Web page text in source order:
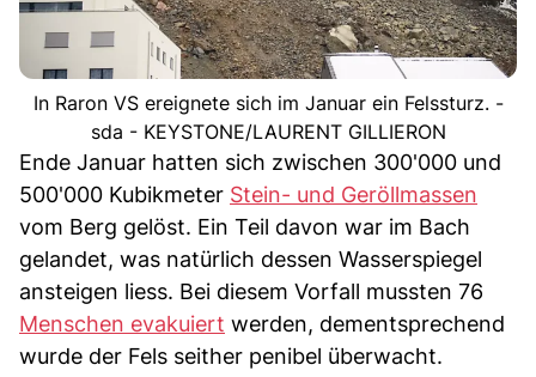
In Raron VS ereignete sich im Januar ein Felssturz. -
sda - KEYSTONE/LAURENT GILLIERON
Ende Januar hatten sich zwischen 300'000 und
500'000 Kubikmeter Stein- und Geröllmassen
vom Berg gelöst. Ein Teil davon war im Bach
gelandet, was natürlich dessen Wasserspiegel
ansteigen liess. Bei diesem Vorfall mussten 76
Menschen evakuiert werden, dementsprechend
wurde der Fels seither penibel überwacht.